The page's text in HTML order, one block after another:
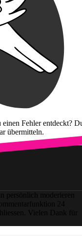
Fehler entdeckt?
übermitteln.
moderieren
24
Vielen Dank für